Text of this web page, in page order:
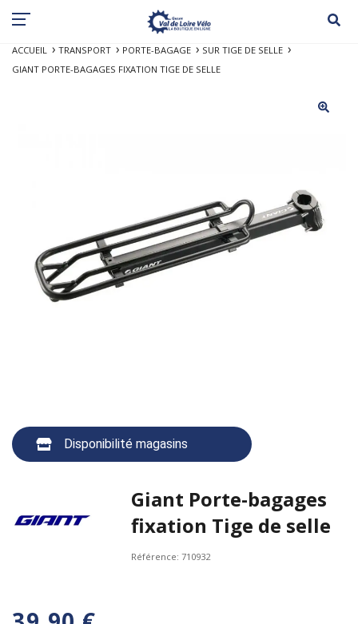
ACCUEIL TRANSPORT PORTE-BAGAGE
SUR TIGE DE SELLE
GIANT PORTE-BAGAGES FIXATION TIGE DE SELLE
Disponibilité magasins
Giant Porte-bagages
fixation Tige de selle
Référence:710932